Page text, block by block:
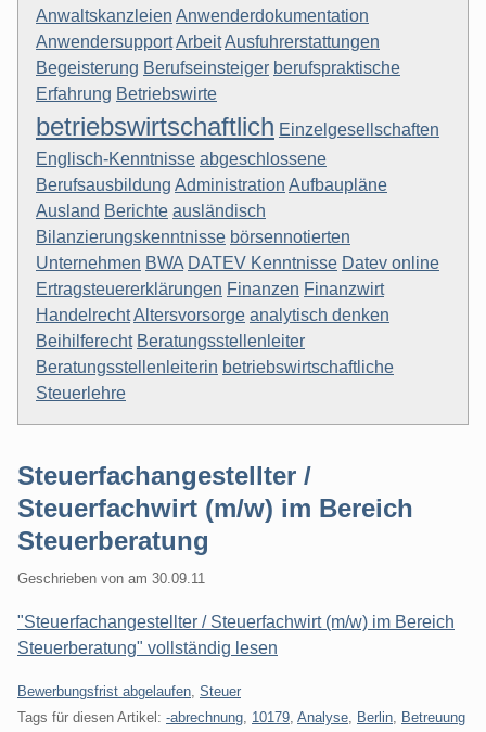
Anwaltskanzleien Anwenderdokumentation
AnwendersupportArbeitAusfuhrerstattungen
Begeisterung Berufseinsteiger berufspraktische
Erfahrung Betriebswirte
betriebswirtschaftlich Einzelgesellschaften
Englisch-Kenntnisse abgeschlossene
Berufsausbildung Administration Aufbaupläne
Ausland Berichte ausländisch
Bilanzierungskenntnisse börsennotierten
Unternehmen BWA DATEV Kenntnisse Datev online
Ertragsteuererklärungen Finanzen Finanzwirt
HandelrechtAltersvorsorge analytisch denken
Beihilferecht Beratungsstellenleiter
Beratungsstellenleiterin betriebswirtschaftliche
Steuerlehre
Steuerfachangestellter /
Steuerfachwirt (m/w) im Bereich
Steuerberatung
Geschrieben von am 30.09.11
"Steuerfachangestellter / Steuerfachwirt (m/w) im Bereich
Steuerberatung" vollständig lesen
Kategorien:
Bewerbungsfrist abgelaufen Steuer
Tags für diesen Artikel: -abrechnung 10179 Analyse Berlin
Betreuung